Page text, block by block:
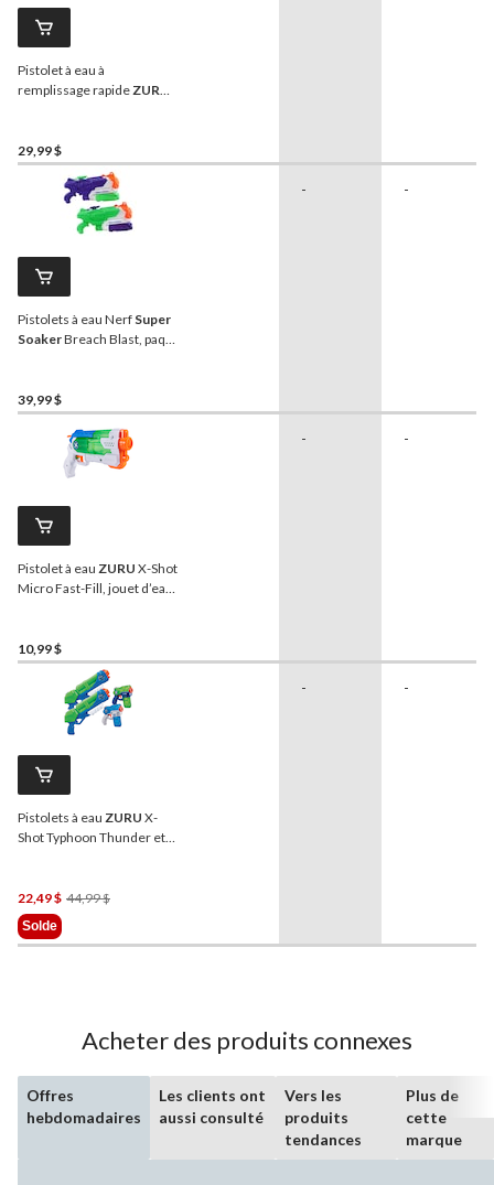
Pistolet à eau à
remplissage rapide ZURU
plus
29,99 $
Pistolets à eau Nerf Super
SoakerBreach Blast, paq.
39,99 $
- -
Pistolet à eau ZURU X-Shot
Micro Fast-Fill, jouet d’eau
10,99 $
- -
Pistolets à eau ZURU X-
Shot Typhoon Thunder et
22,49 $ 44,99 $Prix
44,99 $
Solde
- -
Acheter des produits connexes
Offres
hebdomadaires
Les clients ont
aussi consulté
Vers les
produits
tendances
Plus de
cette
marque